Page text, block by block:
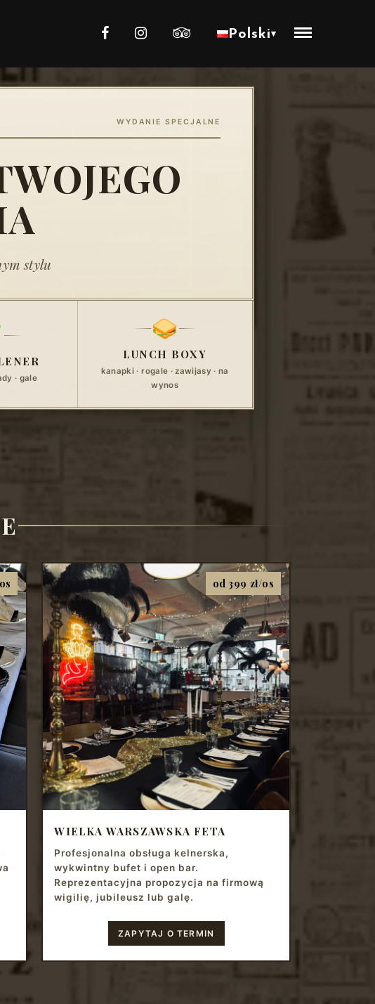
Polski▾
WYDANIE SPECJALNE
stylu
· gale
LUNCH BOXY
kanapki · rogale · zawijasy · na
wynos
od 399 zł/os
WIELKA WARSZAWSKA FETA
Profesjonalna obsługa kelnerska,
wykwintny bufet i open bar.
Reprezentacyjna propozycja na firmową
wigilię, jubileusz lub galę.
ZAPYTAJ O TERMIN